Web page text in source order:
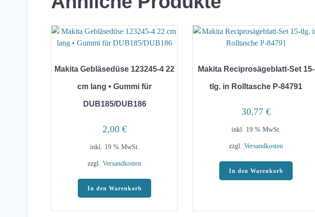
Makita Gebläsedüse 123245-4 22
cm lang • Gummi für
DUB185/DUB186
2,00 €
inkl. 19 % MwSt.
zzgl. Versandkosten
In den Warenkorb
Makita Reciprosägeblatt-Set 15-
tlg. in Rolltasche P-84791
30,77 €
inkl. 19 % MwSt.
zzgl. Versandkosten
In den Warenkorb